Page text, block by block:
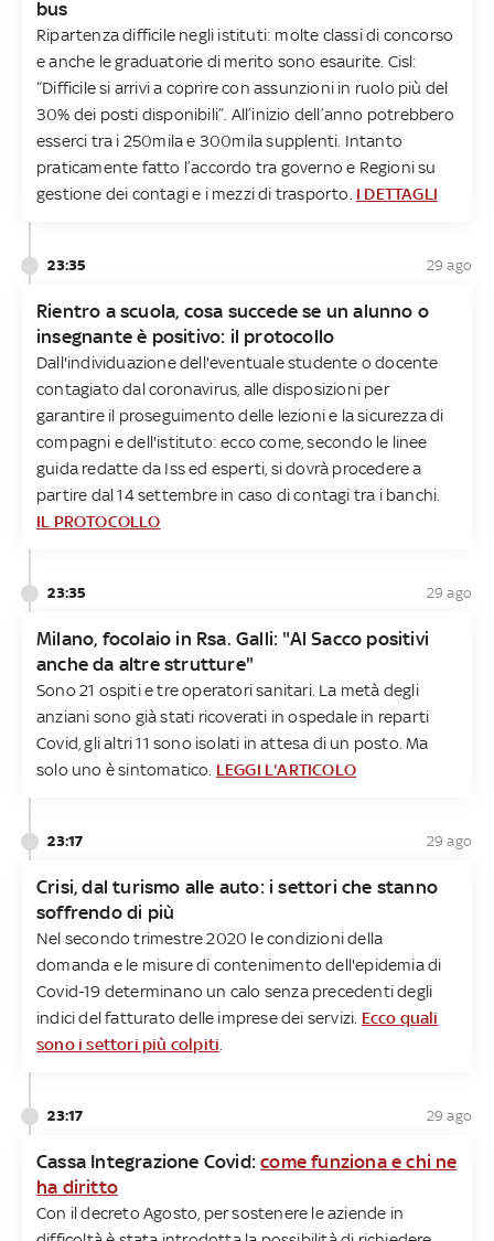
bus
Ripartenza difficile negli istituti: molte classi di concorso
e anche le graduatorie di merito sono esaurite. Cisl:
“Difficile si arrivi a coprire con assunzioni in ruolo più del
30% dei posti disponibili”. All’inizio dell’anno potrebbero
esserci tra i 250mila e 300mila supplenti. Intanto
praticamente fatto l’accordo tra governo e Regioni su
gestione dei contagi e i mezzi di trasporto. I DETTAGLI
23:35 29 ago
Rientro a scuola, cosa succede se un alunno o
insegnante è positivo: il protocollo
Dall'individuazione dell'eventuale studente o docente
contagiato dal coronavirus, alle disposizioni per
garantire il proseguimento delle lezioni e la sicurezza di
compagni e dell'istituto: ecco come, secondo le linee
guida redatte da Iss ed esperti, si dovrà procedere a
partire dal 14 settembre in caso di contagi tra i banchi.
IL PROTOCOLLO
23:35 29 ago
Milano, focolaio in Rsa. Galli: "Al Sacco positivi
anche da altre strutture"
Sono 21 ospiti e tre operatori sanitari. La metà degli
anziani sono già stati ricoverati in ospedale in reparti
Covid, gli altri 11 sono isolati in attesa di un posto. Ma
solo uno è sintomatico. LEGGI L'ARTICOLO
23:17 29 ago
Crisi, dal turismo alle auto: i settori che stanno
soffrendo di più
Nel secondo trimestre 2020 le condizioni della
domanda e le misure di contenimento dell'epidemia di
Covid-19 determinano un calo senza precedenti degli
indici del fatturato delle imprese dei servizi. Ecco quali
sono i settori più colpiti
23:17 29 ago
Cassa Integrazione Covid:come funziona e chi ne
ha diritto
Con il decreto Agosto, per sostenere le aziende in